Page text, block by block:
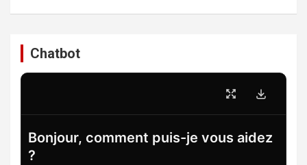
Chatbot
Bonjour, comment puis-je vous aidez
?